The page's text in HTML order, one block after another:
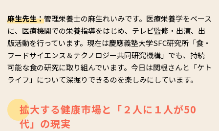
麻生先生：管理栄養士の麻生れいみです。医療栄養学をベース
に、医療機関での栄養指導をはじめ、テレビ監修・出演、出
版活動を行っています。現在は慶應義塾大学SFC研究所「食・
フードサイエンス＆テクノロジー共同研究機構」でも、持続
可能な食の研究に取り組んでいます。今日は関根さんと「ケト
ライフ」について深掘りできるのを楽しみにしています。
拡大する健康市場と「２人に１人が50
代」の現実